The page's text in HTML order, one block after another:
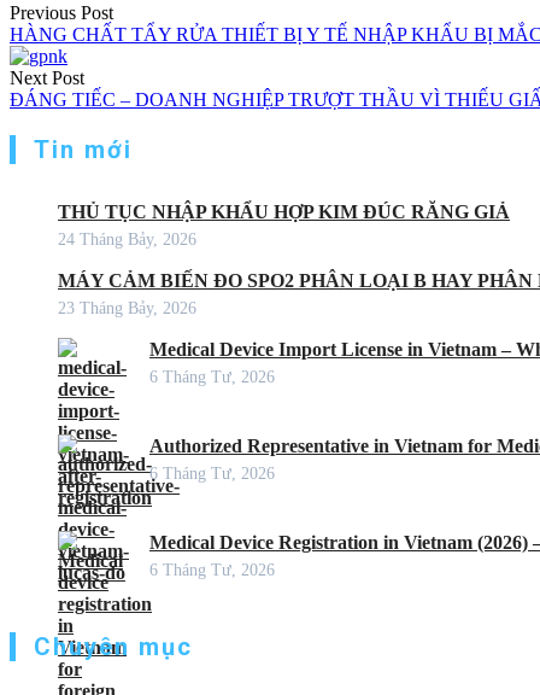
Previous Post
HÀNG CHẤT TẨY RỬA THIẾT BỊ Y TẾ NHẬP KHẨU BỊ
Next Post
ĐÁNG TIẾC – DOANH NGHIỆP TRƯỢT THẦU VÌ THIẾU
Tin mới
THỦ TỤC NHẬP KHẨU HỢP KIM ĐÚC RĂNG GIẢ
24 Tháng Bảy, 2026
MÁY CẢM BIẾN ĐO SPO2 PHÂN LOẠI B HAY PHÂN
23 Tháng Bảy, 2026
Medical Device Import License in Vietnam –
6 Tháng Tư, 2026
Authorized Representative in Vietnam for
6 Tháng Tư, 2026
Medical Device Registration in Vietnam
6 Tháng Tư, 2026
Chuyên mục